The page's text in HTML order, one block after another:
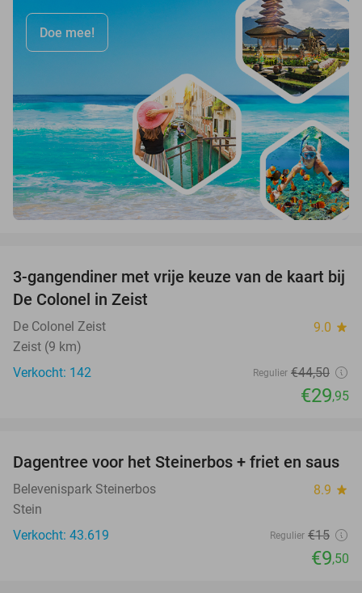
Doe mee!
33%
3-gangendiner met vrije keuze van de kaart bij
De Colonel in Zeist
De Colonel Zeist 9.0 star
Zeist (9 km)
Verkocht: 142
Regulier €44,50
€29,95
37%
Dagentree voor het Steinerbos + friet en saus
Belevenispark Steinerbos 8.9 star
Stein
Verkocht: 43.619
Regulier €15
€9,50